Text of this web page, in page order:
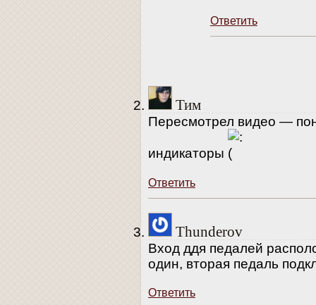
Ответить
Тим
Пересмотрел видео —
индикаторы
Ответить
Thunderov
Вход ддя педалей
один, вторая педаль
Ответить